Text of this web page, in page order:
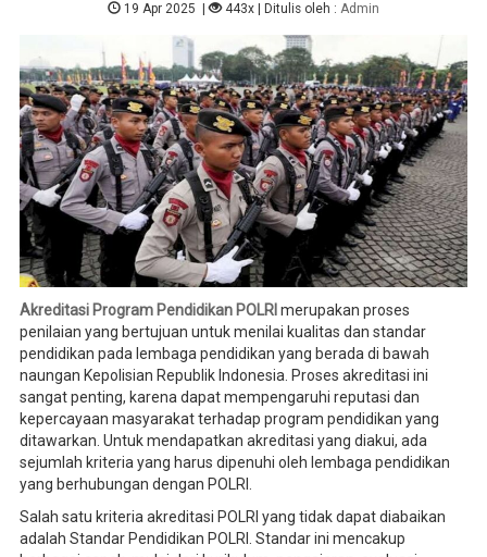
19 Apr 2025 | 443x| Ditulis oleh : Admin
Akreditasi Program Pendidikan POLRImerupakan proses
penilaian yang bertujuan untuk menilai kualitas dan standar
pendidikan pada lembaga pendidikan yang berada di bawah
naungan Kepolisian Republik Indonesia. Proses akreditasi ini
sangat penting, karena dapat mempengaruhi reputasi dan
kepercayaan masyarakat terhadap program pendidikan yang
ditawarkan. Untuk mendapatkan akreditasi yang diakui, ada
sejumlah kriteria yang harus dipenuhi oleh lembaga pendidikan
yang berhubungan dengan POLRI.
Salah satu kriteria akreditasi POLRI yang tidak dapat diabaikan
adalah Standar Pendidikan POLRI. Standar ini mencakup